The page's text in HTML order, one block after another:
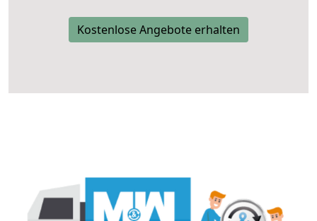
Kostenlose Angebote erhalten